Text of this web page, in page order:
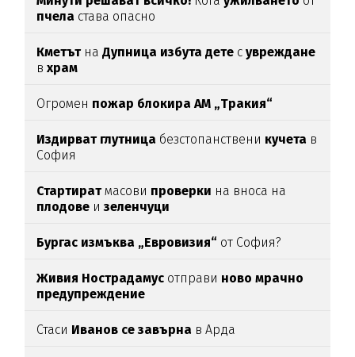
пчела става опасно
Кметът наДупница избута дете сувреждане
вхрам
Огромен пожар блокира АМ „Тракия“
Издирват глутница безстопанствени кучета в
София
Стартиратмасови проверки на вноса на
плодове и зеленчуци
Бургас измъква „Евровизия“ от София?
Живия Нострадамус отправи ново мрачно
предупреждение
Стаси Иванов се завърна в Арда